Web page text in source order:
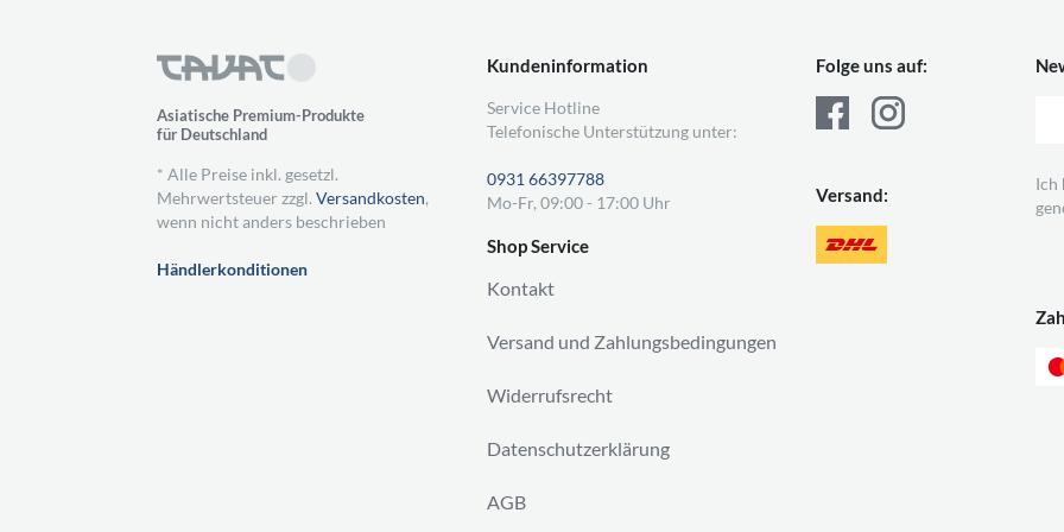
Asiatische Premium-Produkte
für Deutschland
* Alle Preise inkl. gesetzl.
Mehrwertsteuer zzgl. Versandkosten,
wenn nicht anders beschrieben
Händlerkonditionen
Kundeninformation
Service Hotline
Telefonische Unterstützung unter:
0931 66397788
Mo-Fr, 09:00 - 17:00 Uhr
Shop Service
Kontakt
Versand und Zahlungsbedingungen
Widerrufsrecht
Datenschutzerklärung
AGB
Folge uns auf:
Versand:
Ich